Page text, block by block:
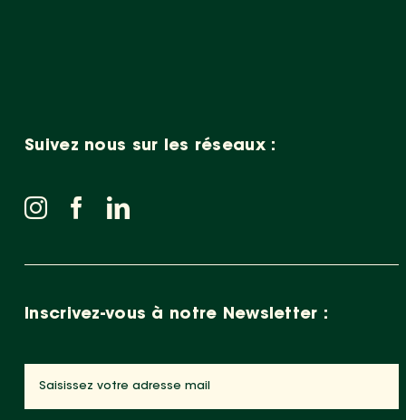
Suivez nous sur les réseaux :
Inscrivez-vous à notre Newsletter :